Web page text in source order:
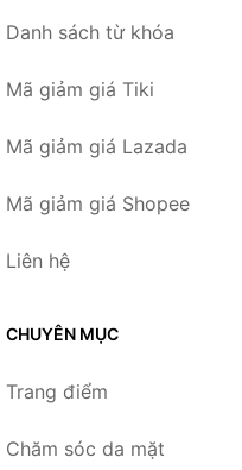
Danh sách từ khóa
Mã giảm giá Tiki
Mã giảm giá Lazada
Mã giảm giá Shopee
Liên hệ
CHUYÊN MỤC
Trang điểm
Chăm sóc da mặt